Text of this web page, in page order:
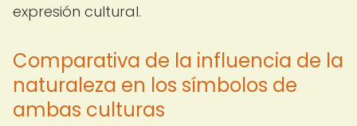
expresión cultural.
Comparativa de la influencia de la
naturaleza en los símbolos de
ambas culturas